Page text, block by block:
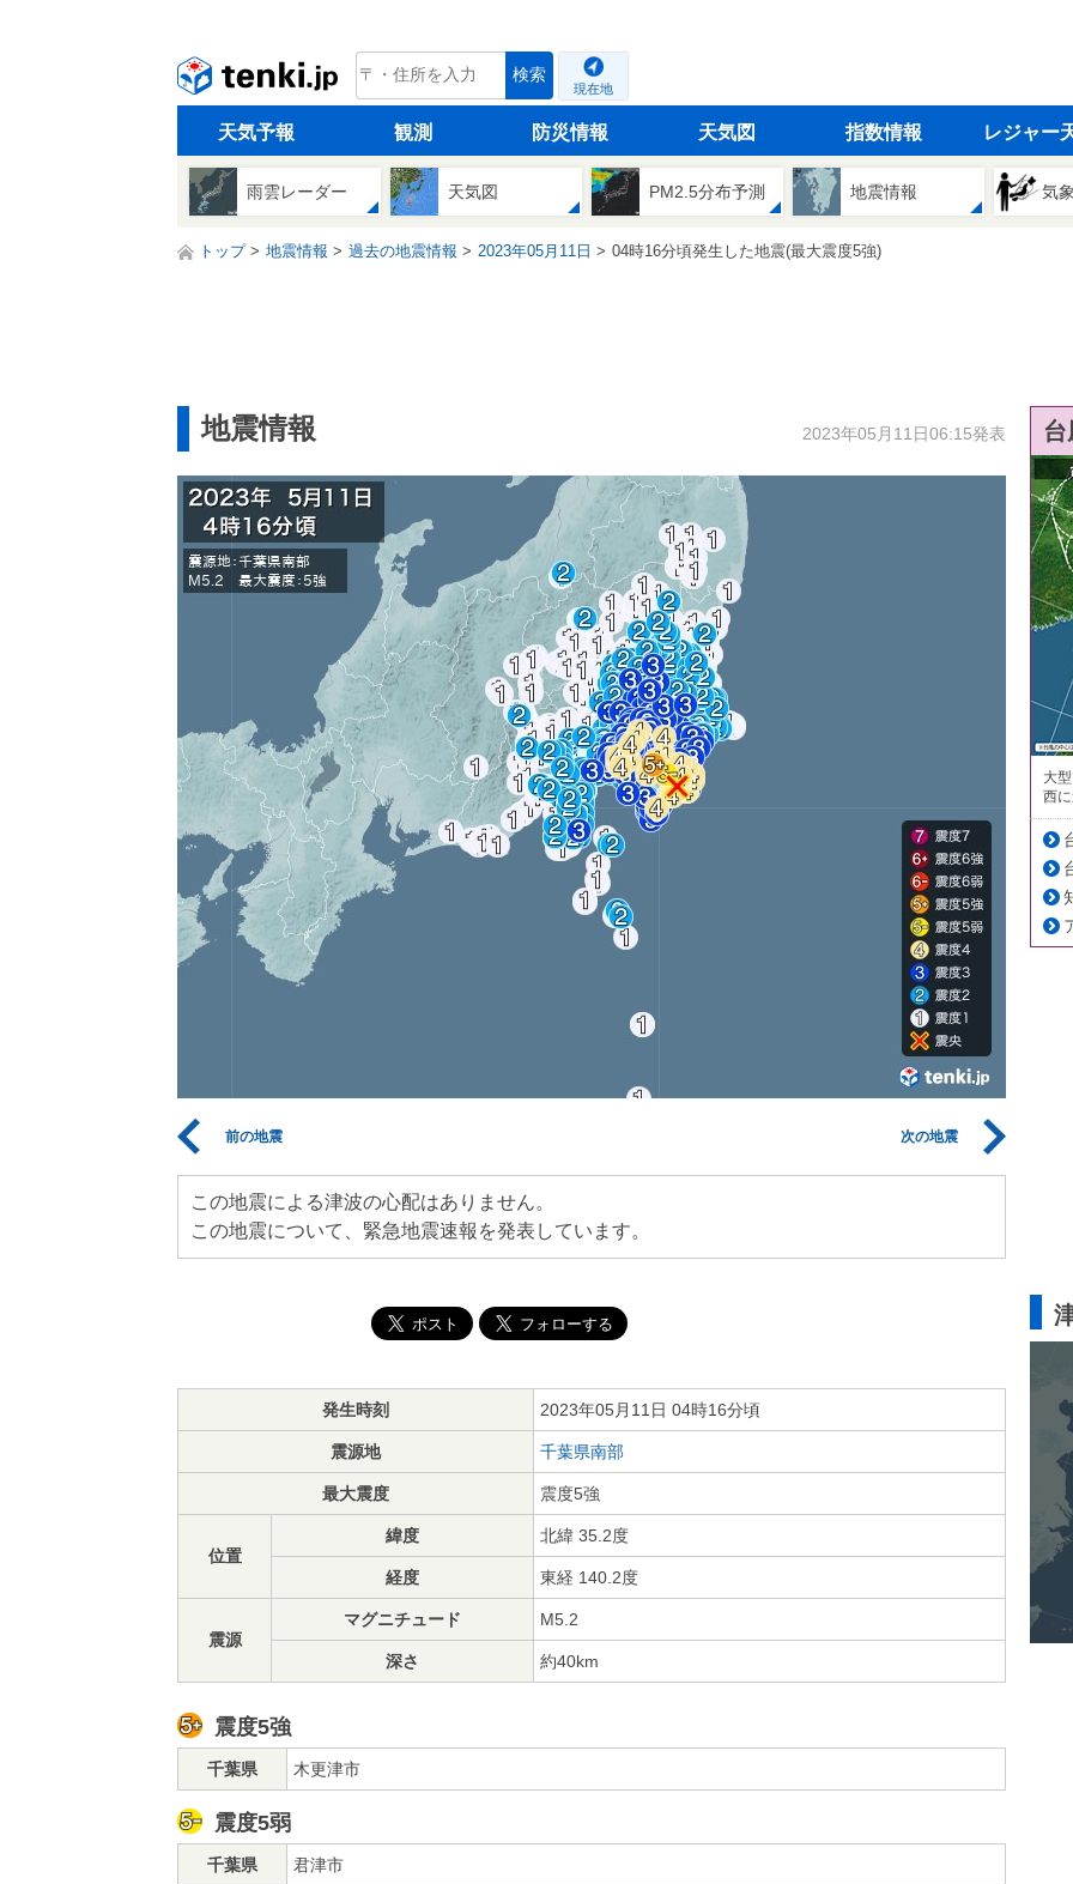
tenki.jp 検索
現在地
天気予報 観測 防災情報 天気図 指数情報 レジャー
雨雲レーダー 天気図 PM2.5分布予測 地震情報 気
トップ 地震情報 過去の地震情報 2023年05月11日 04時16分頃発生した地震(最大震度5強)
地震情報 2023年05月11日06:15発表
前の地震 次の地震
この地震による津波の心配はありません。
この地震について、緊急地震速報を発表しています。
発生時刻 2023年05月11日 04時16分頃
震源地 千葉県南部
最大震度 震度5強
位置
緯度 北緯 35.2度
経度 東経 140.2度
震源
マグニチュード M5.2
深さ 約40km
震度5強
千葉県 木更津市
震度5弱
千葉県 君津市
大
西